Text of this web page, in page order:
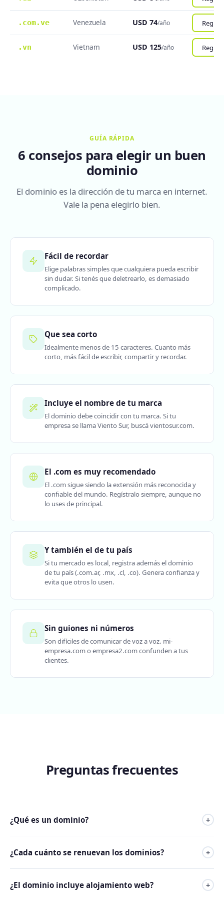
.com.ve Venezuela USD 74/año
.vn Vietnam USD 125/año
GUÍA RÁPIDA
6 consejos para elegir un buen
dominio
El dominio es la dirección de tu marca en internet.
Vale la pena elegirlo bien.
Fácil de recordar
Elige palabras simples que cualquiera pueda escribir
sin dudar. Si tenés que deletrearlo, es demasiado
complicado.
Que sea corto
Idealmente menos de 15 caracteres. Cuanto más
corto, más fácil de escribir, compartir y recordar.
Incluye el nombre de tu marca
El dominio debe coincidir con tu marca. Si tu
empresa se llama Viento Sur, buscá vientosur.com.
El .com es muy recomendado
El .com sigue siendo la extensión más reconocida y
confiable del mundo. Regístralo siempre, aunque no
lo uses de principal.
Y también el de tu país
Si tu mercado es local, registra además el dominio
de tu país (.com.ar, .mx, .cl, .co). Genera confianza y
evita que otros lo usen.
Sin guiones ni números
Son difíciles de comunicar de voz a voz. mi-
empresa.com o empresa2.com confunden a tus
clientes.
Preguntas frecuentes
¿Qué es un dominio? +
sitio web en Internet. Por ejemplo: tunegocio.com.
¿Cada cuánto se renuevan los dominios? +
¿El dominio incluye alojamiento web? +